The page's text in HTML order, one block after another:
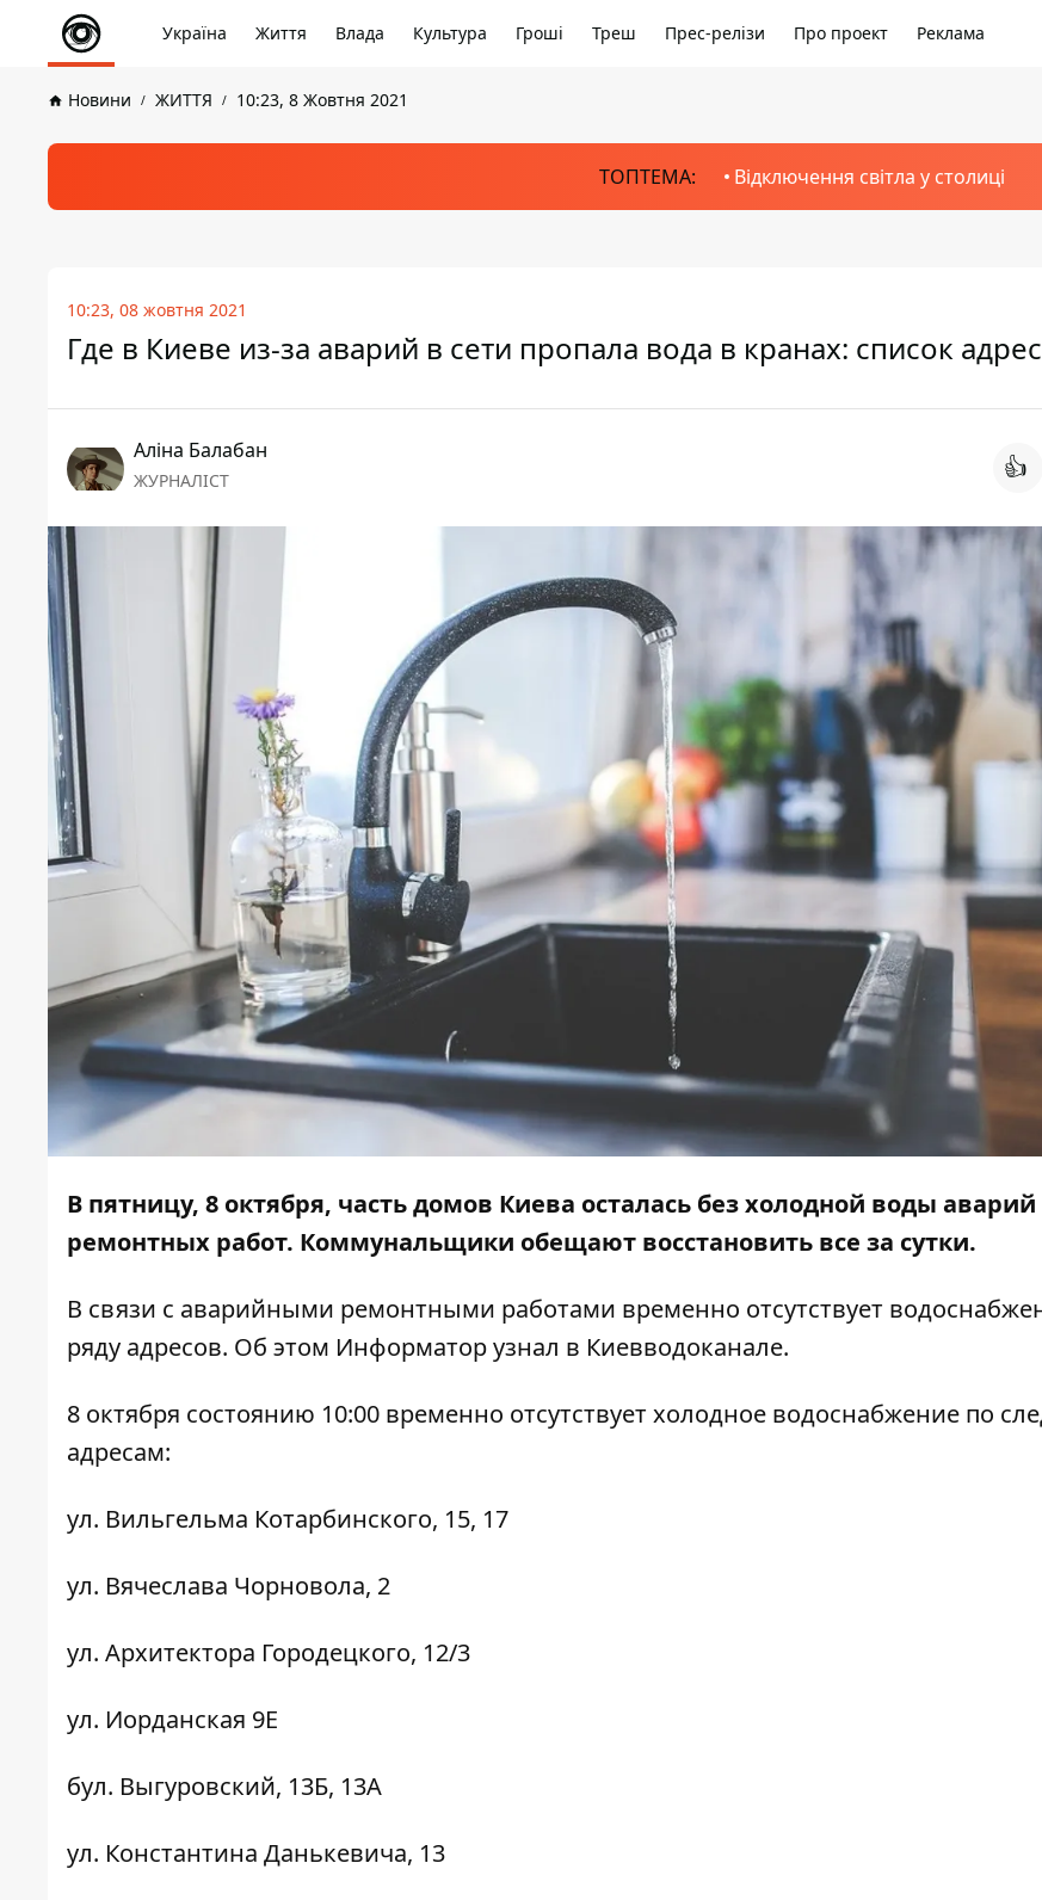
Україна Життя Влада Культура Гроші Треш Прес-релізи Про проект Реклама
Новини ЖИТТЯ 10:23, 8 Жовтня 2021
ТОПТЕМА: Відключення світла у столиці
10:23, 08 жовтня 2021
Где в Киеве из-за аварий в сети пропала вода в кранах: список
Аліна Балабан
ЖУРНАЛІСТ 👍
В пятницу, 8 октября, часть домов Киева осталась без холодной воды аварий
ремонтных работ. Коммунальщики обещают восстановить все за сутки.
В связи с аварийными ремонтными работами временно отсутствует
ряду адресов. Об этом Информаторузнал в Киевводоканале.
8 октября состоянию 10:00 временно отсутствует холодное водоснабжение по
адресам:
ул. Вильгельма Котарбинского, 15, 17
ул. Вячеслава Чорновола, 2
ул. Архитектора Городецкого, 12/3
ул. Иорданская 9Е
бул. Выгуровский, 13Б, 13А
ул. Константина Данькевича, 13